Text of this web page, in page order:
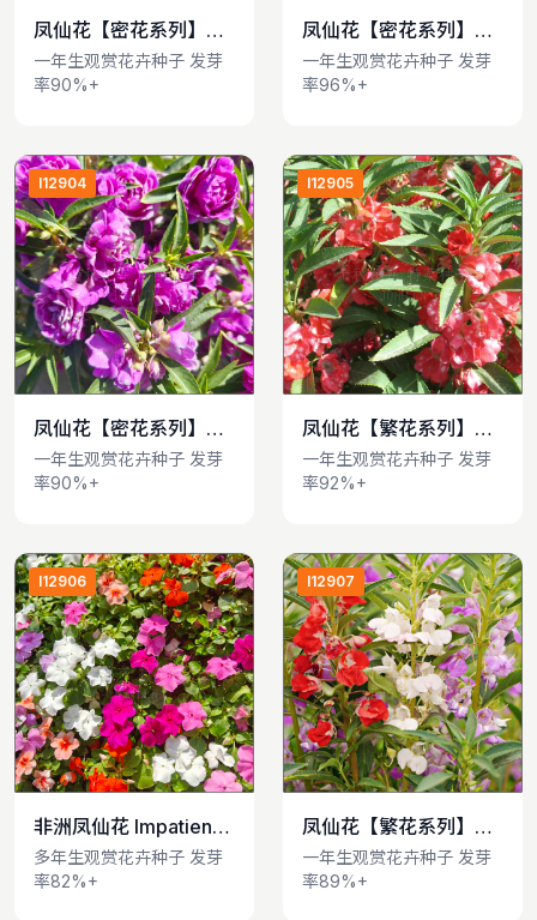
查看详情
凤仙花【密花系列】
Impatiens balsamina
一年生观赏花卉种子 发芽
率90%+
查看详情
凤仙花【密花系列】
Impatiens balsamina
一年生观赏花卉种子 发芽
率96%+
I12904
查看详情
凤仙花【密花系列】
Impatiens balsamina
一年生观赏花卉种子 发芽
率90%+
I12905
查看详情
凤仙花【繁花系列】
Impatiens balsamina
一年生观赏花卉种子 发芽
率92%+
I12906
查看详情
非洲凤仙花 Impatiens
walleriana
多年生观赏花卉种子 发芽
率82%+
I12907
查看详情
凤仙花【繁花系列】
Impatiens balsamina
一年生观赏花卉种子 发芽
率89%+